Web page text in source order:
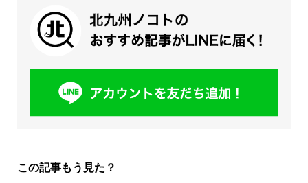
この記事もう見た？